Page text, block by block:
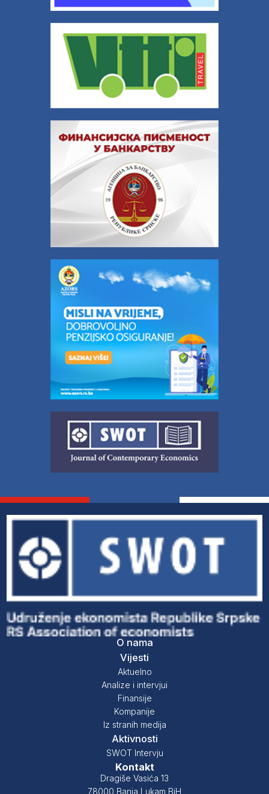
O nama
Vijesti
Aktuelno
Analize i intervjui
Finansije
Kompanije
Iz stranih medija
Aktivnosti
SWOT Intervju
Kontakt
Dragiše Vasića 13
78000 Banja Lukam BiH